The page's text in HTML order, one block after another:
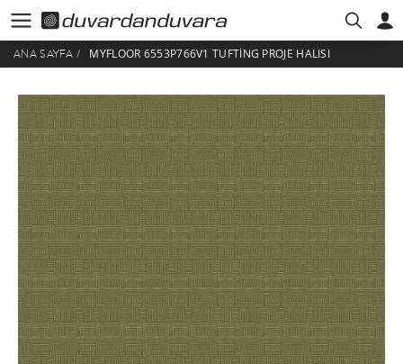
HESABIM ÜYE GIRIŞI
ANA SAYFA / MYFLOOR 6553P766V1 TUFTING PROJE HALISI